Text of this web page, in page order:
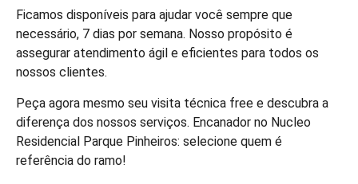
Ficamos disponíveis para ajudar você sempre que
necessário, 7 dias por semana. Nosso propósito é
assegurar atendimento ágil e eficientes para todos os
nossos clientes.
Peça agora mesmo seu visita técnica free e descubra a
diferença dos nossos serviços. Encanador no Nucleo
Residencial Parque Pinheiros: selecione quem é
referência do ramo!